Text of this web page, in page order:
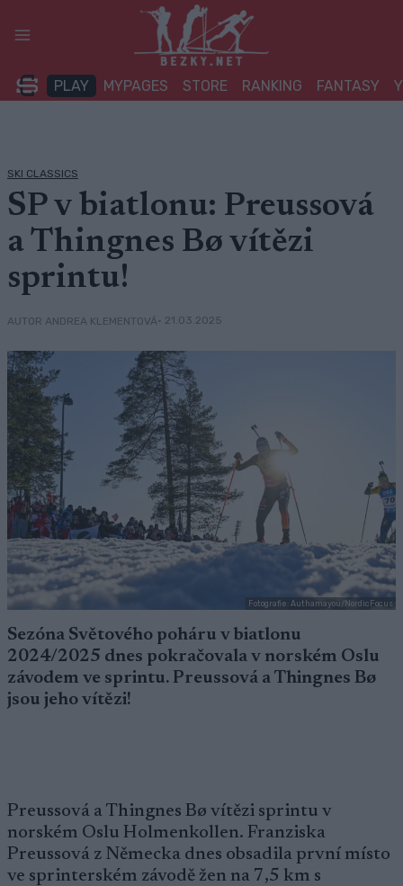
PLAY MYPAGES STORE RANKING FANTASY
SKI CLASSICS
SP v biatlonu: Preussová
a Thingnes Bø vítězi
sprintu!
AUTOR ANDREA KLEMENTOVÁ• 21.03.2025
Fotografie: Authamayou/NordicFocus
Sezóna Světového poháru v biatlonu
2024/2025 dnes pokračovala v norském Oslu
závodem ve sprintu. Preussová a Thingnes Bø
jsou jeho vítězi!
Preussová a Thingnes Bø vítězi sprintu v
norském Oslu Holmenkollen. Franziska
Preussová z Německa dnes obsadila první místo
ve sprinterském závodě žen na 7,5 km s